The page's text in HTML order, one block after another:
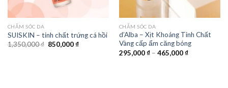
CHĂM SÓC DA
SUISKIN – tinh chất trứng cá hồi
1,350,000₫ 850,000₫
CHĂM SÓC DA
d’Alba – Xịt Khoáng Tinh Chất
Vàng cấp ẩm căng bóng
295,000₫– 465,000₫